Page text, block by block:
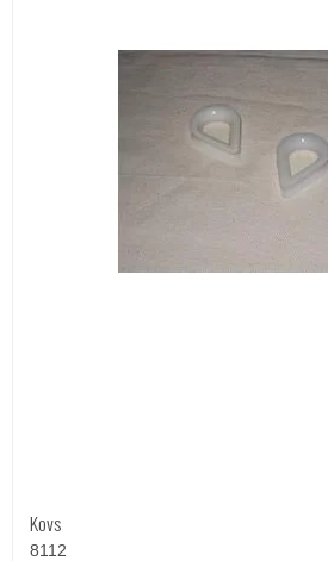
Kovs
8112